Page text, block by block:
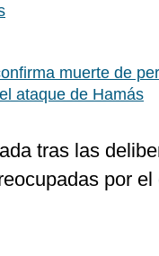
muerte de
ataque de Hamás
tras las
por